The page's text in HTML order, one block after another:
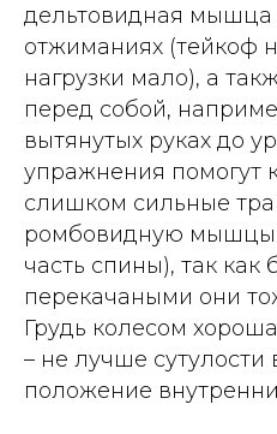
дельтовидная мышца
отжиманиях (тейкоф
нагрузки мало), а
перед собой,
вытянутых руках до
упражнения помогут
слишком сильные
ромбовидную мышцы
часть спины), так как
перекачаными они
Грудь колесом
– не лучше сутулости
положение